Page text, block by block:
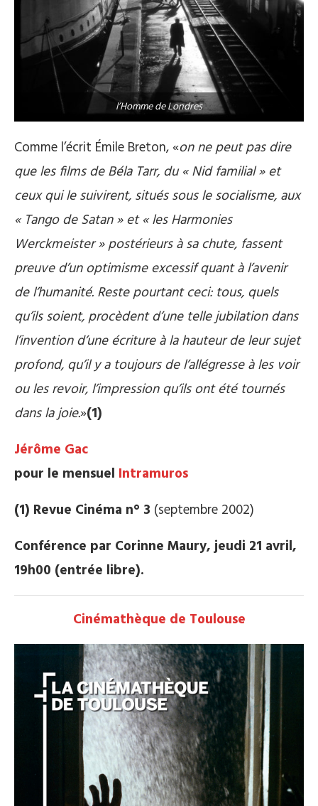
l’Homme de Londres
Comme l’écrit Émile Breton, «on ne peut pas dire
que les films de Béla Tarr, du « Nid familial » et
ceux qui le suivirent, situés sous le socialisme, aux
« Tango de Satan » et « les Harmonies
Werckmeister » postérieurs à sa chute, fassent
preuve d’un optimisme excessif quant à l’avenir
de l’humanité. Reste pourtant ceci: tous, quels
qu’ils soient, procèdent d’une telle jubilation dans
l’invention d’une écriture à la hauteur de leur sujet
profond, qu’il y a toujours de l’allégresse à les voir
ou les revoir, l’impression qu’ils ont été tournés
dans la joie.»(1)
Jérôme Gac
pour le mensuel Intramuros
(1) Revue Cinéma n° 3 (septembre 2002)
Conférence par Corinne Maury, jeudi 21 avril,
19h00 (entrée libre).
Cinémathèque de Toulouse